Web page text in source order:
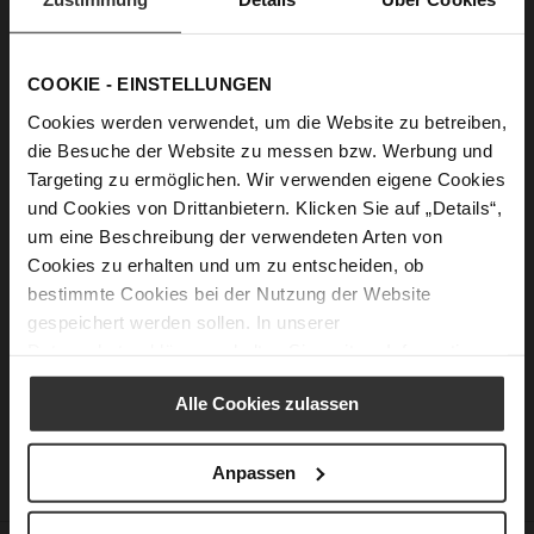
COOKIE - EINSTELLUNGEN
Cookies werden verwendet, um die Website zu betreiben,
die Besuche der Website zu messen bzw. Werbung und
Targeting zu ermöglichen. Wir verwenden eigene Cookies
und Cookies von Drittanbietern. Klicken Sie auf „Details“,
um eine Beschreibung der verwendeten Arten von
Cookies zu erhalten und um zu entscheiden, ob
bestimmte Cookies bei der Nutzung der Website
gespeichert werden sollen. In unserer
Alle Cookies zulassen
Anpassen
Anmelden
Passwort vergessen?
Neue Kunden
Ein Konto zu erstellen hat viele Vorteile: schneller zur Kasse
gehen, mehr als eine Adresse speichern, Bestellungen